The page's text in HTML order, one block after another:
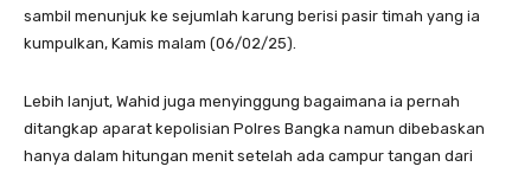
sambil menunjuk ke sejumlah karung berisi pasir timah yang ia
kumpulkan, Kamis malam (06/02/25).
Lebih lanjut, Wahid juga menyinggung bagaimana ia pernah
ditangkap aparat kepolisian Polres Bangka namun dibebaskan
hanya dalam hitungan menit setelah ada campur tangan dari